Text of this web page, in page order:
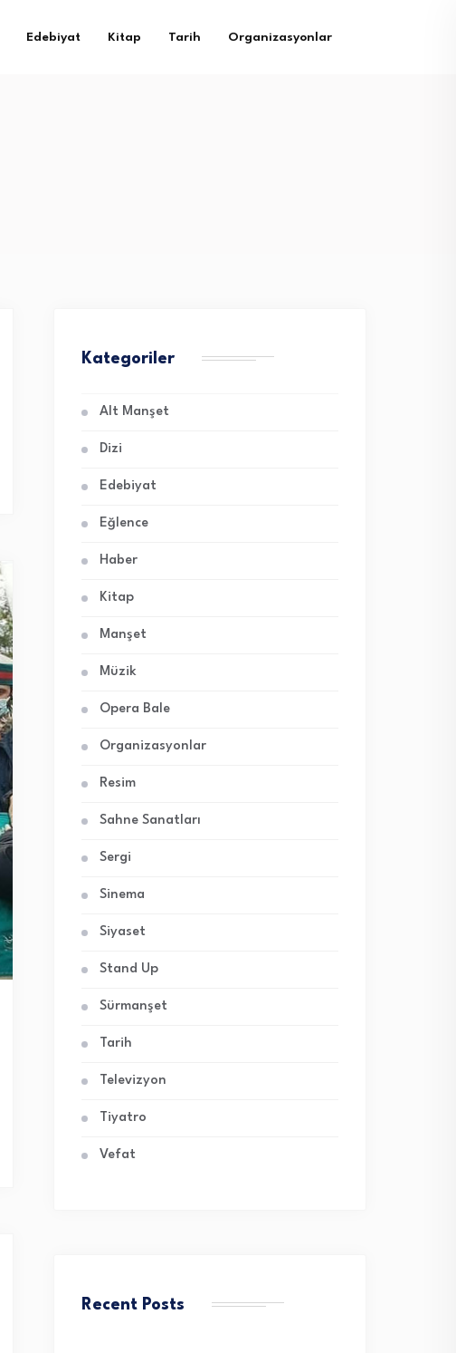
Edebiyat Kitap Tarih Organizasyonlar
Kategoriler
Alt Manşet
Dizi
Edebiyat
Eğlence
Haber
Kitap
Manşet
Müzik
Opera Bale
Organizasyonlar
Resim
Sahne Sanatları
Sergi
Sinema
Siyaset
Stand Up
Sürmanşet
Tarih
Televizyon
Tiyatro
Vefat
Recent Posts